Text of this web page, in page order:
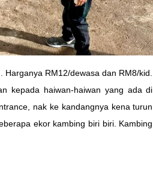
RM12/dewasa dan RM8/kid.
kepada haiwan-haiwan yang ada di
nak ke kandangnya kena turun
ekor kambing biri biri. Kambing